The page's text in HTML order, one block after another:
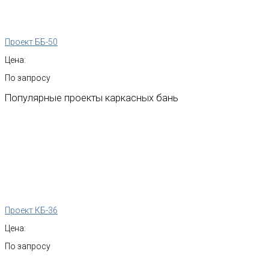
Проект ББ-50
Цена:
По запросу
Популярные проекты каркасных бань
Проект КБ-36
Цена:
По запросу